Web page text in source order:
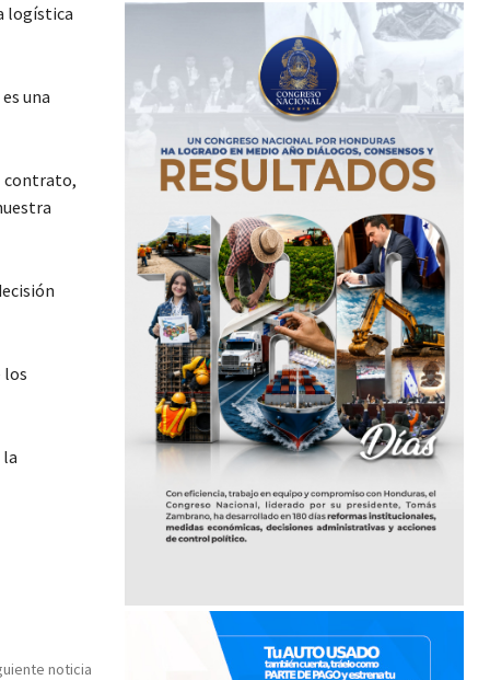
logística
una
contrato,
los
noticia